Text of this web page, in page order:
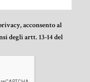
, acconsento al
degli artt. 13-14 del